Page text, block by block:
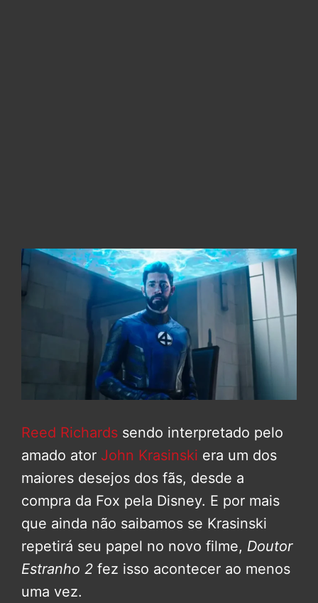
Reed Richards sendo interpretado pelo
amado ator John Krasinski era um dos
maiores desejos dos fãs, desde a
compra da Fox pela Disney. E por mais
que ainda não saibamos se Krasinski
repetirá seu papel no novo filme, Doutor
Estranho 2 fez isso acontecer ao menos
uma vez.